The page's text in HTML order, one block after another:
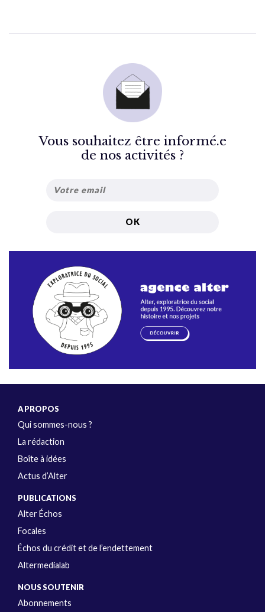
Vous souhaitez être informé.e
de nos activités ?
A PROPOS
Qui sommes-nous ?
La rédaction
Boîte à idées
Actus d’Alter
PUBLICATIONS
Alter Échos
Focales
Échos du crédit et de l’endettement
Altermedialab
NOUS SOUTENIR
Abonnements